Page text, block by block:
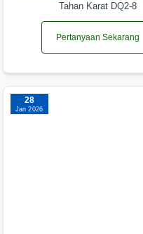
Tahan Karat DQ2-8
Pertanyaan Sekarang
28
Jan 2026